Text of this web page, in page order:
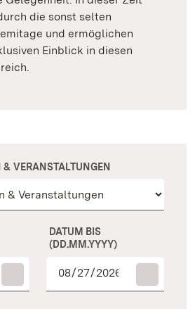
die sonst selten
und ermöglichen
Einblick in diesen
VERANSTALTUNGEN
DATUM BIS
(DD.MM.YYYY)